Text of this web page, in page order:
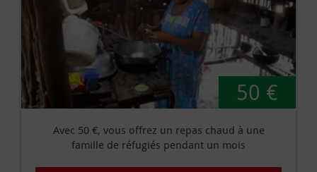
50 €
Avec 50 €, vous offrez un repas chaud à une
famille de réfugiés pendant un mois